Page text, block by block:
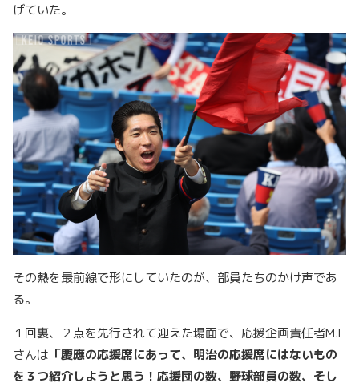
げていた。
その熱を最前線で形にしていたのが、部員たちのかけ声であ
る。
１回裏、２点を先行されて迎えた場面で、応援企画責任者M.E
さんは 「慶應の応援席にあって、明治の応援席にはないもの
を３つ紹介しようと思う！応援団の数、野球部員の数、そし